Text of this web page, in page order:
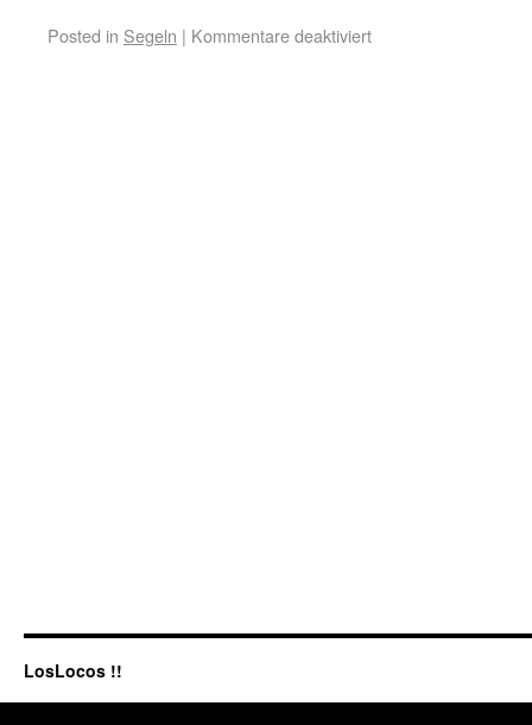
Posted in Segeln | Kommentare deaktiviert
LosLocos !!